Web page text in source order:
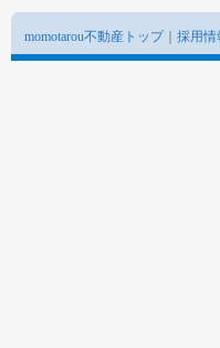
momotarou不動産トップ｜ 採用情